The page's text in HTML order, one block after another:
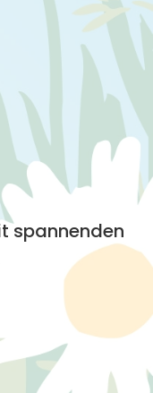
spannenden